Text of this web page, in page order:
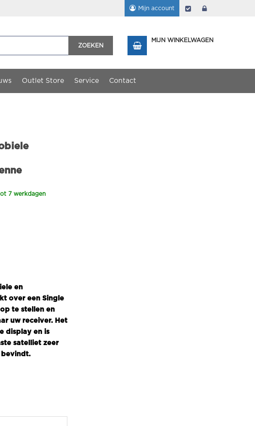
Mijn account Afrekenen
ZOEKEN
MIJN WINKELWAGEN
Outlet Store Service Contact
7 werkdagen
en
over een Single
te stellen en
uw receiver. Het
display en is
satelliet zeer
bevindt.